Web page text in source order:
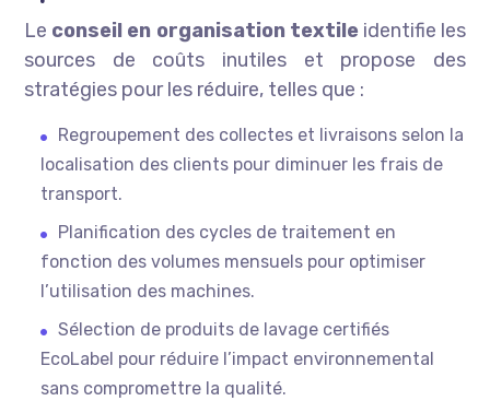
Le conseil en organisation textile identifie les
sources de coûts inutiles et propose des
stratégies pour les réduire, telles que :
Regroupement des collectes et livraisons selon la
localisation des clients pour diminuer les frais de
transport.
Planification des cycles de traitement en
fonction des volumes mensuels pour optimiser
l’utilisation des machines.
Sélection de produits de lavage certifiés
EcoLabel pour réduire l’impact environnemental
sans compromettre la qualité.